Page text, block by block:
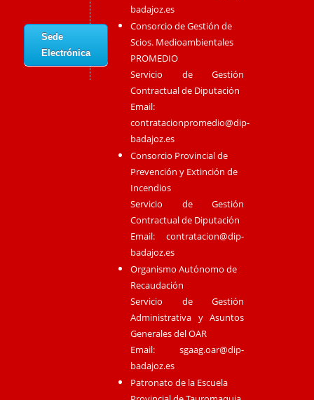
Sede
Electrónica
badajoz.es
Consorcio de Gestión de
Scios. Medioambientales
PROMEDIO
Servicio de Gestión
Contractual de Diputación
Email:
contratacionpromedio@dip-
badajoz.es
Consorcio Provincial de
Prevención y Extinción de
Incendios
Servicio de Gestión
Contractual de Diputación
Email:contratacion@dip-
badajoz.es
Organismo Autónomo de
Recaudación
Servicio de Gestión
Administrativa y Asuntos
Generales del OAR
Email:sgaag.oar@dip-
badajoz.es
Patronato de la Escuela